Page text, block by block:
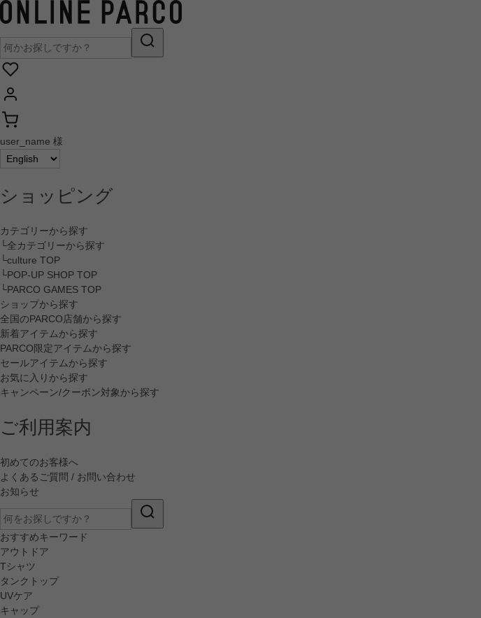
user_name 様
ショッピング
カテゴリーから探す
└全カテゴリーから探す
└culture TOP
└POP-UP SHOP TOP
└PARCO GAMES TOP
ショップから探す
全国のPARCO店舗から探す
新着アイテムから探す
PARCO限定アイテムから探す
セールアイテムから探す
お気に入りから探す
キャンペーン/クーポン対象から探す
ご利用案内
初めてのお客様へ
よくあるご質問 / お問い合わせ
お知らせ
おすすめキーワード
アウトドア
Tシャツ
タンクトップ
UVケア
キャップ